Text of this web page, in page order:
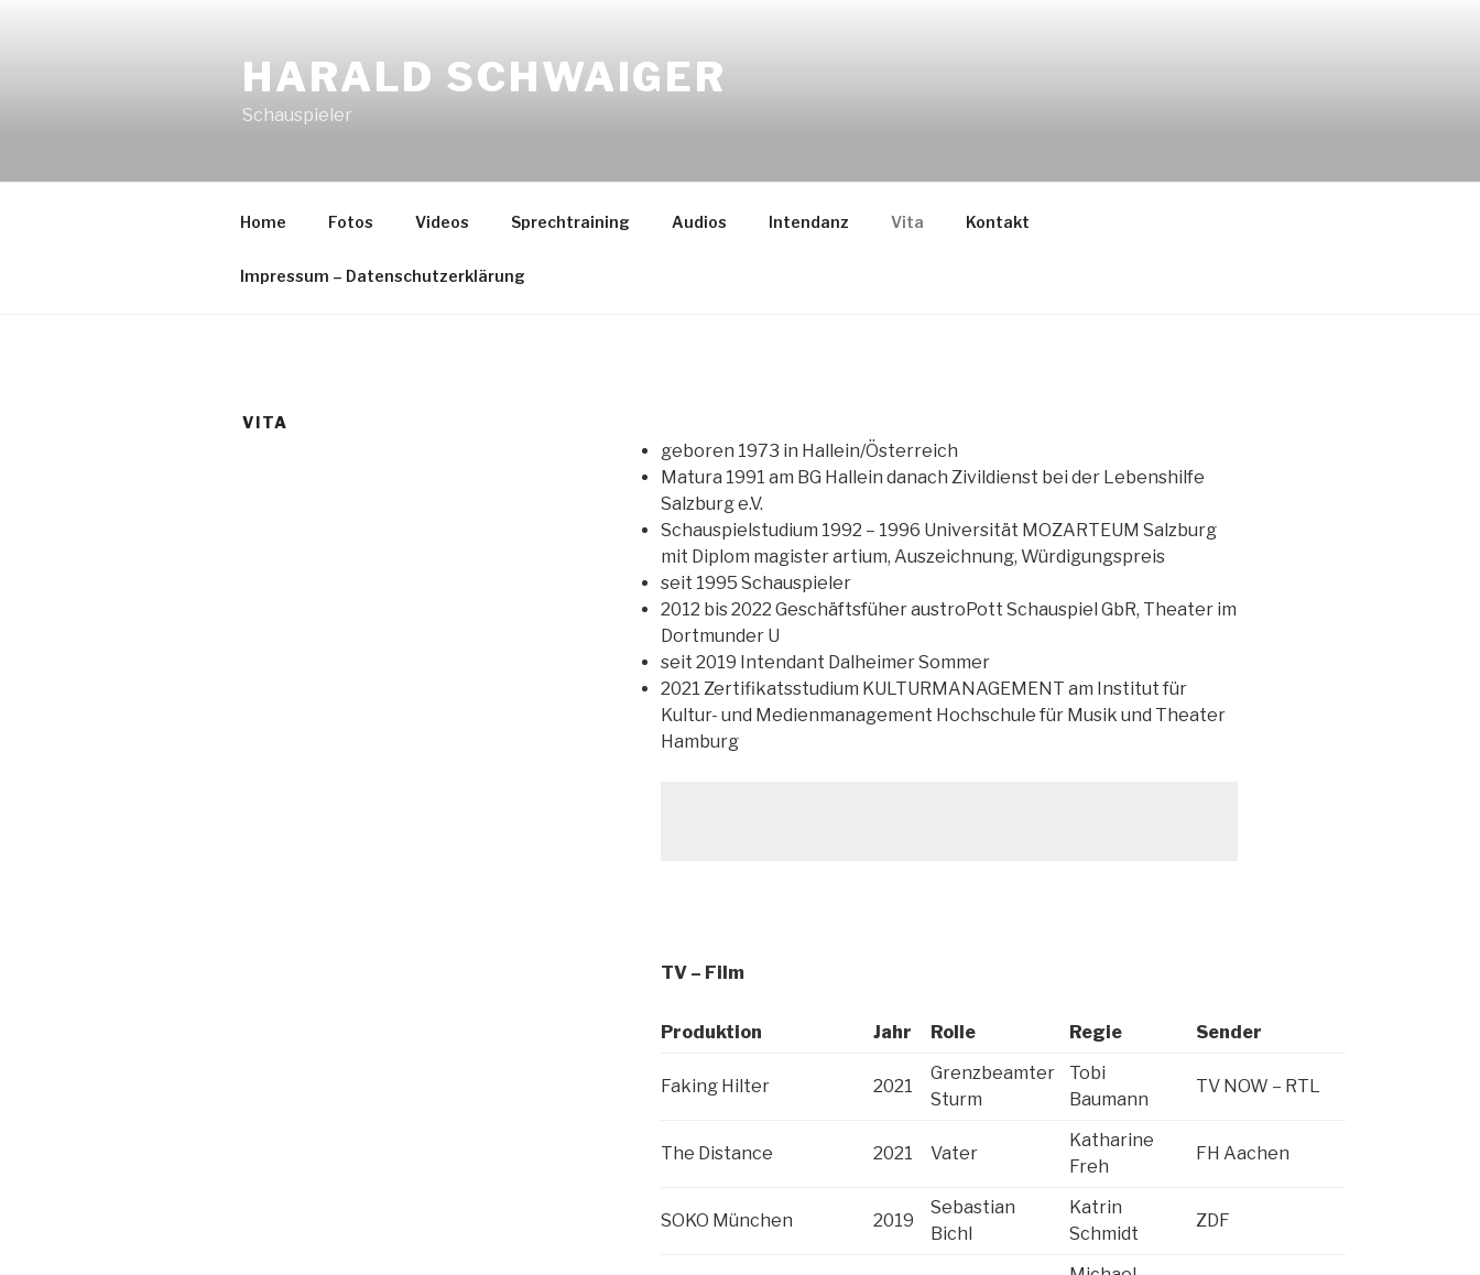
HARALD SCHWAIGER
Schauspieler
Home Fotos Videos Sprechtraining Audios Intendanz Vita Kontakt
Impressum – Datenschutzerklärung
VITA
geboren 1973 in Hallein/Österreich
Matura 1991 am BG Hallein danach Zivildienst bei der Lebenshilfe
Salzburg e.V.
Schauspielstudium 1992 – 1996 Universität MOZARTEUM Salzburg
mit Diplom magister artium, Auszeichnung, Würdigungspreis
seit 1995 Schauspieler
2012 bis 2022 Geschäftsfüher austroPott Schauspiel GbR, Theater im
Dortmunder U
seit 2019 Intendant Dalheimer Sommer
2021 Zertifikatsstudium KULTURMANAGEMENT am Institut für
Kultur- und Medienmanagement Hochschule für Musik und Theater
Hamburg
TV – Film
Produktion Jahr Rolle Regie Sender
Faking Hilter 2021
Grenzbeamter
Sturm
Tobi
Baumann
TV NOW – RTL
The Distance 2021 Vater
Katharine
Freh
FH Aachen
SOKO München 2019
Sebastian
Bichl
Katrin
Schmidt
ZDF